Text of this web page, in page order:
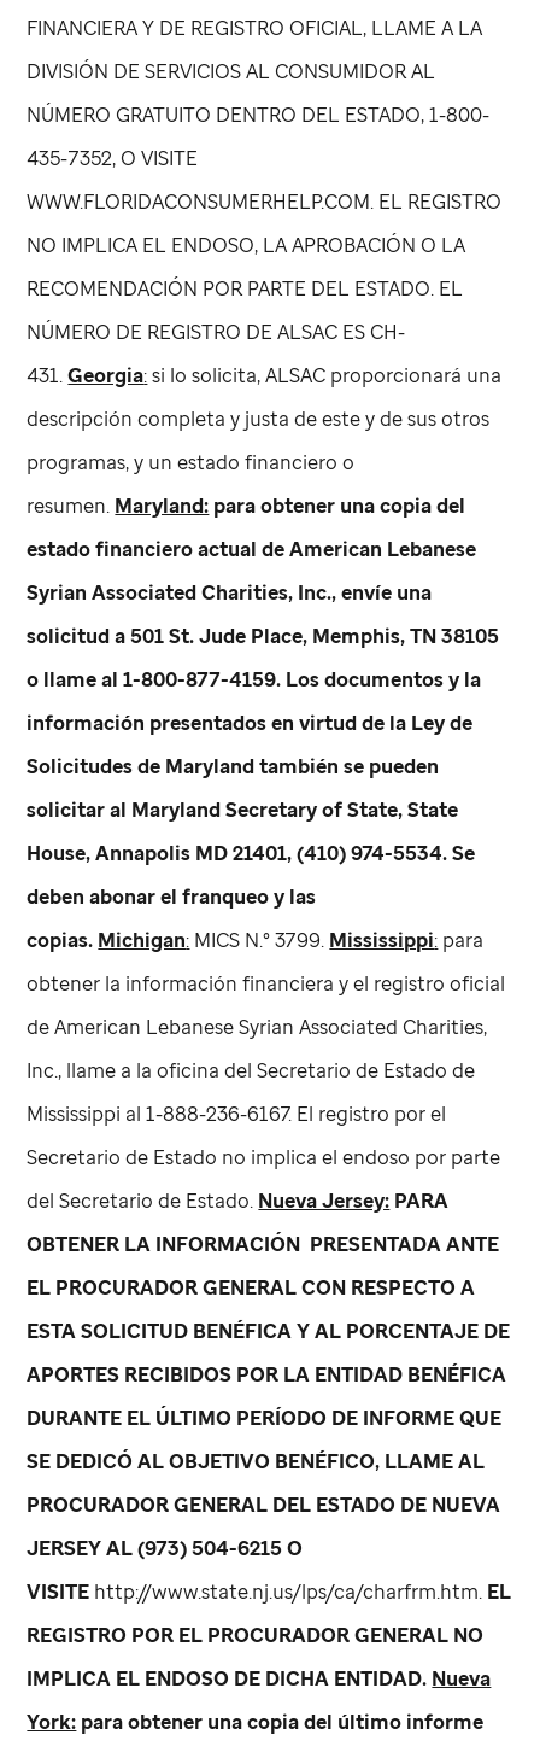
FINANCIERA Y DE REGISTRO OFICIAL, LLAME A LA
DIVISIÓN DE SERVICIOS AL CONSUMIDOR AL
NÚMERO GRATUITO DENTRO DEL ESTADO, 1-800-
435-7352, O VISITE
WWW.FLORIDACONSUMERHELP.COM. EL REGISTRO
NO IMPLICA EL ENDOSO, LA APROBACIÓN O LA
RECOMENDACIÓN POR PARTE DEL ESTADO. EL
NÚMERO DE REGISTRO DE ALSAC ES CH-
431.Georgia:si lo solicita, ALSAC proporcionará una
descripción completa y justa de este y de sus otros
programas, y un estado financiero o
resumen. Maryland: para obtener una copia del
estado financiero actual de American Lebanese
Syrian Associated Charities, Inc., envíe una
solicitud a 501St. Jude Place, Memphis, TN 38105
o llame al 1-800-877-4159. Los documentos y la
información presentados en virtud de la Ley de
Solicitudes de Maryland también se pueden
solicitar al Maryland Secretary of State, State
House, Annapolis MD 21401, (410) 974-5534. Se
deben abonar el franqueo y las
copias. Michigan: MICS N.° 3799. Mississippi: para
obtener la información financiera y el registro oficial
de American Lebanese Syrian Associated Charities,
Inc., llame a la oficina del Secretario de Estado de
Mississippi al 1-888-236-6167. El registro por el
Secretario de Estado no implica el endoso por parte
del Secretario de Estado. Nueva Jersey: PARA
OBTENER LA INFORMACIÓN PRESENTADA ANTE
EL PROCURADOR GENERAL CON RESPECTO A
ESTA SOLICITUD BENÉFICA Y AL PORCENTAJE DE
APORTES RECIBIDOS POR LA ENTIDAD BENÉFICA
DURANTE EL ÚLTIMO PERÍODO DE INFORME QUE
SE DEDICÓ AL OBJETIVO BENÉFICO, LLAME AL
PROCURADOR GENERAL DEL ESTADO DE NUEVA
JERSEY AL (973) 504-6215 O
VISITE http://www.state.nj.us/lps/ca/charfrm.htm. EL
REGISTRO POR EL PROCURADOR GENERAL NO
IMPLICA EL ENDOSO DE DICHA ENTIDAD. Nueva
York: para obtener una copia del último informe